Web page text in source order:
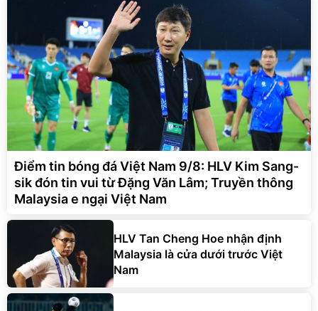
Điểm tin bóng đá Việt Nam 9/8: HLV Kim Sang-
sik đón tin vui từ Đặng Văn Lâm; Truyền thông
Malaysia e ngại Việt Nam
HLV Tan Cheng Hoe nhận định
Malaysia là cửa dưới trước Việt
Nam